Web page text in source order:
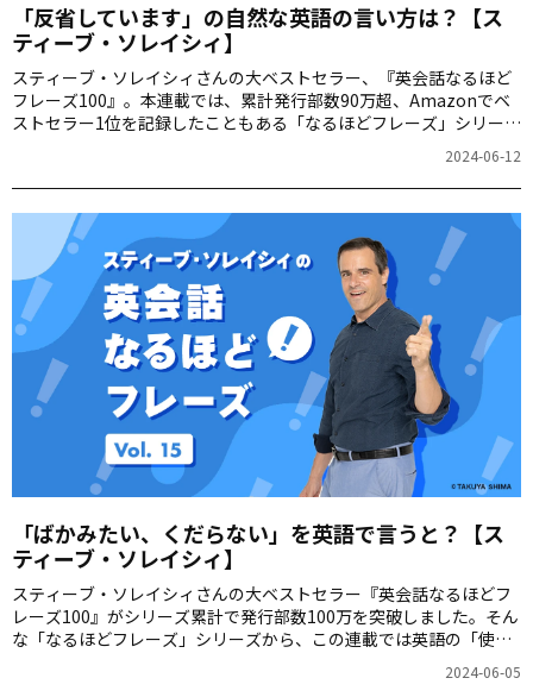
「反省しています」の自然な英語の言い方は？【ス
ティーブ・ソレイシィ】
スティーブ・ソレイシィさんの大ベストセラー、『英会話なるほど
フレーズ100』。本連載では、累計発行部数90万超、Amazonでベ
ストセラー1位を記録したこともある「なるほどフレーズ」シリーズ
から、最も使える英会話表現を紹介。皆さんの「英語の得意表現」
を増やしていきましょう。第16回は「反省しています」をお届けし
ます。
2024-06-12
「ばかみたい、くだらない」を英語で言うと？【ス
ティーブ・ソレイシィ】
スティーブ・ソレイシィさんの大ベストセラー『英会話なるほどフ
レーズ100』がシリーズ累計で発行部数100万を突破しました。そん
な「なるほどフレーズ」シリーズから、この連載では英語の「使え
る裏技」を隔週でご紹介します。第15回は「ばかみたい、くだらな
2024-06-05